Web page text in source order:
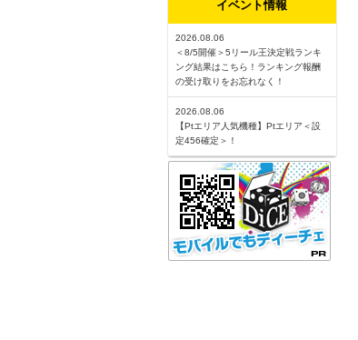
イベント情報
2026.08.06
＜8/5開催＞5リール王決定戦ランキ
ング結果はこちら！ランキング報酬
の受け取りをお忘れなく！
2026.08.06
【Ptエリア人気機種】Ptエリア＜設
定456確定＞！